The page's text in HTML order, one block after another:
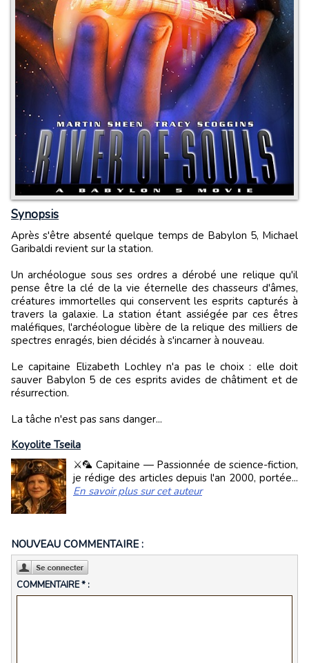
Synopsis
Après s'être absenté quelque temps de Babylon 5, Michael
Garibaldi revient sur la station.
Un archéologue sous ses ordres a dérobé une relique qu'il
pense être la clé de la vie éternelle des chasseurs d'âmes,
créatures immortelles qui conservent les esprits capturés à
travers la galaxie. La station étant assiégée par ces êtres
maléfiques, l'archéologue libère de la relique des milliers de
spectres enragés, bien décidés à s'incarner à nouveau.
Le capitaine Elizabeth Lochley n'a pas le choix : elle doit
sauver Babylon 5 de ces esprits avides de châtiment et de
résurrection.
La tâche n'est pas sans danger...
Koyolite Tseila
⚔️🦜 Capitaine — Passionnée de science-fiction,
je rédige des articles depuis l'an 2000, portée...
En savoir plus sur cet auteur
NOUVEAU COMMENTAIRE :
COMMENTAIRE * :